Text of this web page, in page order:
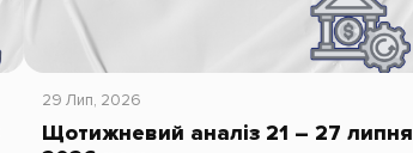
29 Лип, 2026
Щотижневий аналіз 21 – 27 липня